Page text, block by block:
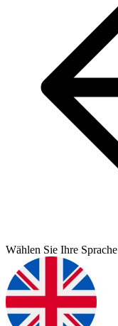
Wählen Sie Ihre Sprache